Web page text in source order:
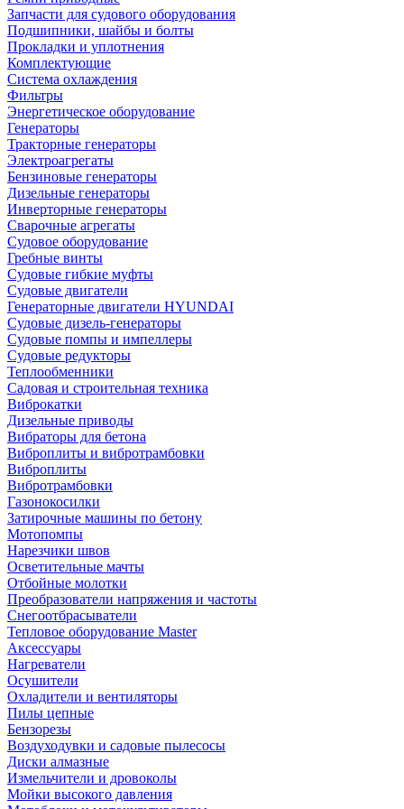
Запчасти для судового оборудования
Подшипники, шайбы и болты
Прокладки и уплотнения
Комплектующие
Система охлаждения
Фильтры
Энергетическое оборудование
Генераторы
Тракторные генераторы
Электроагрегаты
Бензиновые генераторы
Дизельные генераторы
Инверторные генераторы
Сварочные агрегаты
Судовое оборудование
Гребные винты
Судовые гибкие муфты
Судовые двигатели
Генераторные двигатели HYUNDAI
Судовые дизель-генераторы
Судовые помпы и импеллеры
Судовые редукторы
Теплообменники
Садовая и строительная техника
Виброкатки
Дизельные приводы
Вибраторы для бетона
Виброплиты и вибротрамбовки
Виброплиты
Вибротрамбовки
Газонокосилки
Затирочные машины по бетону
Мотопомпы
Нарезчики швов
Осветительные мачты
Отбойные молотки
Преобразователи напряжения и частоты
Снегоотбрасыватели
Тепловое оборудование Master
Аксессуары
Нагреватели
Осушители
Охладители и вентиляторы
Пилы цепные
Бензорезы
Воздуходувки и садовые пылесосы
Диски алмазные
Измельчители и дровоколы
Мойки высокого давления